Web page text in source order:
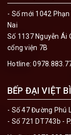
- Số mới 1042
Nai
Số 1137 Nguyễn Ái
cổng viện 7B
Hotline:
BẾP ĐẠI VIỆT
- Số 47 Đường Phú
- Số 721 DT743b -